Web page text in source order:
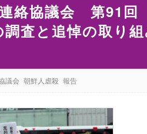
連絡協議会 第91
査と追悼の取り
議会 朝鮮人虐殺 報告